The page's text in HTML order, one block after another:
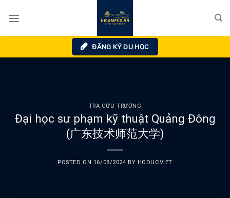
ĐĂNG KÝ DU HỌC
TRA CỨU TRƯỜNG
Đại học sư phạm kỹ thuật Quảng Đông
(广东技术师范大学)
POSTED ON 16/08/2024 BY HODUCVIET